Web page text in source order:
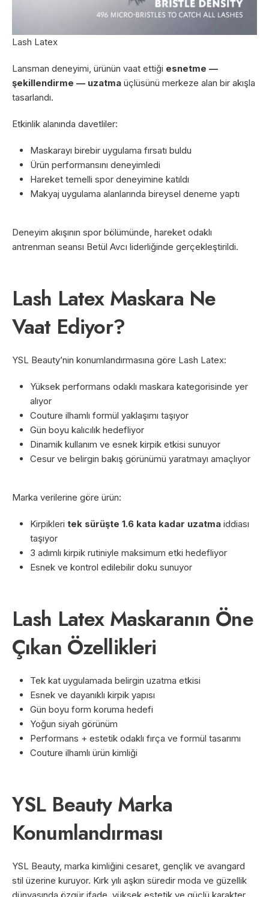
Lash Latex
Lansman deneyimi, ürünün vaat ettiği esnetme —
şekillendirme — uzatma üçlüsünü merkeze alan bir akışla
tasarlandı.
Etkinlik alanında davetliler:
Maskarayı birebir uygulama fırsatı buldu
Ürün performansını deneyimledi
Hareket temelli spor deneyimine katıldı
Makyaj uygulama alanlarında bireysel deneme yaptı
Deneyim akışının spor bölümünde, hareket odaklı
antrenman seansı Betül Avcı liderliğinde gerçekleştirildi.
Lash Latex Maskara Ne
Vaat Ediyor?
YSL Beauty’nin konumlandırmasına göre Lash Latex:
Yüksek performans odaklı maskara kategorisinde yer
alıyor
Couture ilhamlı formül yaklaşımı taşıyor
Gün boyu kalıcılık hedefliyor
Dinamik kullanım ve esnek kirpik etkisi sunuyor
Cesur ve belirgin bakış görünümü yaratmayı amaçlıyor
Marka verilerine göre ürün:
Kirpikleri tek sürüşte 1.6 kata kadar uzatma iddiası
taşıyor
3 adımlı kirpik rutiniyle maksimum etki hedefliyor
Esnek ve kontrol edilebilir doku sunuyor
Lash Latex Maskaranın Öne
Çıkan Özellikleri
Tek kat uygulamada belirgin uzatma etkisi
Esnek ve dayanıklı kirpik yapısı
Gün boyu form koruma hedefi
Yoğun siyah görünüm
Performans + estetik odaklı fırça ve formül tasarımı
Couture ilhamlı ürün kimliği
YSL Beauty Marka
Konumlandırması
YSL Beauty, marka kimliğini cesaret, gençlik ve avangard
stil üzerine kuruyor. Kırk yılı aşkın süredir moda ve güzellik